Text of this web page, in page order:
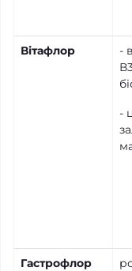
Вітафлор
-
-
Гастрофлор